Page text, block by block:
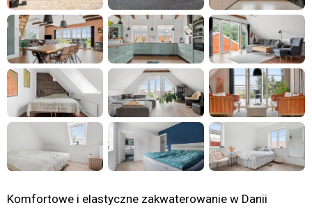
Komfortowe i elastyczne zakwaterowanie w Danii